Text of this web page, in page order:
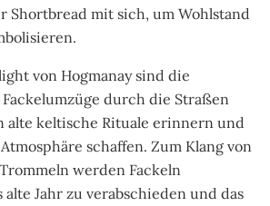
Shortbread mit sich, um Wohlstand
von Hogmanay sind die
durch die Straßen
alte keltische Rituale erinnern und
schaffen. Zum Klang von
werden Fackeln
Jahr zu verabschieden und das